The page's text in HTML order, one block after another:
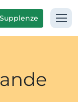
Supplenze